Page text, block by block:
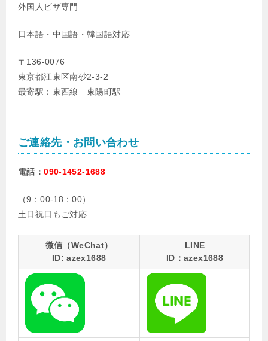
外国人ビザ専門
日本語・中国語・韓国語対応
〒136-0076
東京都江東区南砂2-3-2
最寄駅：東西線 東陽町駅
ご連絡先・お問い合わせ
電話：090-1452-1688
（9：00-18：00）
土日祝日もご対応
微信（WeChat）
ID: azex1688
LINE
ID：azex1688